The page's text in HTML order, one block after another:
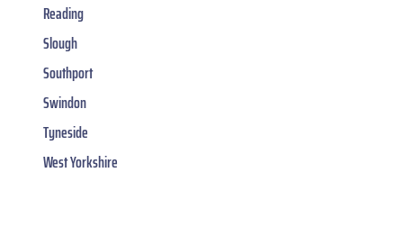
Reading
Slough
Southport
Swindon
Tyneside
West Yorkshire